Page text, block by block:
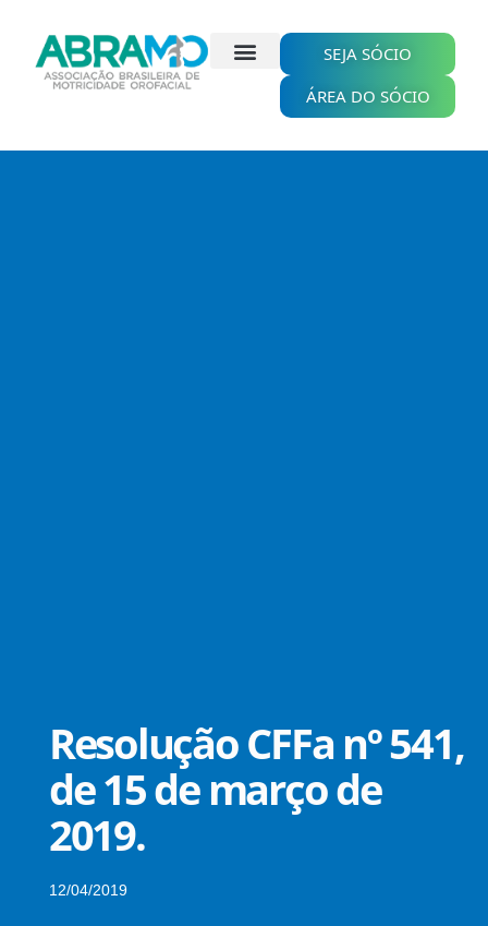
conteúdo
SEJA SÓCIO
ÁREA DO SÓCIO
Resolução CFFa nº 541,
de 15 de março de
2019.
12/04/2019